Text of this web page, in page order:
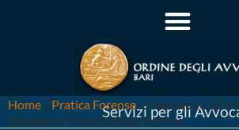
Servizi per gli
Home » Pratica Forense »Calendario
obbligatori della Pratica Forense